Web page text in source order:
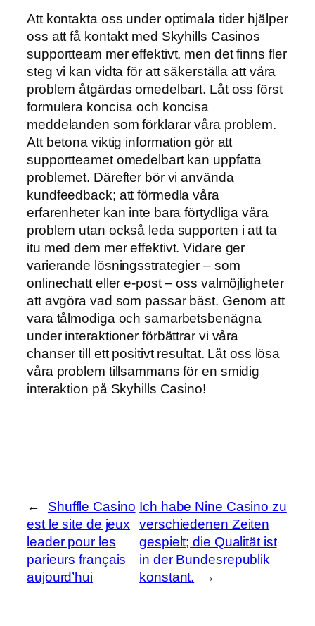
Att kontakta oss under optimala tider hjälper
oss att få kontakt med Skyhills Casinos
supportteam mer effektivt, men det finns fler
steg vi kan vidta för att säkerställa att våra
problem åtgärdas omedelbart. Låt oss först
formulera koncisa och koncisa
meddelanden som förklarar våra problem.
Att betona viktig information gör att
supportteamet omedelbart kan uppfatta
problemet. Därefter bör vi använda
kundfeedback; att förmedla våra
erfarenheter kan inte bara förtydliga våra
problem utan också leda supporten i att ta
itu med dem mer effektivt. Vidare ger
varierande lösningsstrategier – som
onlinechatt eller e-post – oss valmöjligheter
att avgöra vad som passar bäst. Genom att
vara tålmodiga och samarbetsbenägna
under interaktioner förbättrar vi våra
chanser till ett positivt resultat. Låt oss lösa
våra problem tillsammans för en smidig
interaktion på Skyhills Casino!
←
Shuffle Casino
est le site de jeux
leader pour les
parieurs français
aujourd’hui
Ich habe Nine Casino zu
verschiedenen Zeiten
gespielt; die Qualität ist
in der Bundesrepublik
konstant.
→